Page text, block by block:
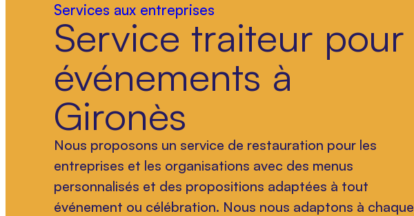
Services aux entreprises
Service traiteur pour
événements à
Gironès
Nous proposons un service de restauration pour les
entreprises et les organisations avec des menus
personnalisés et des propositions adaptées à tout
événement ou célébration. Nous nous adaptons à chaque